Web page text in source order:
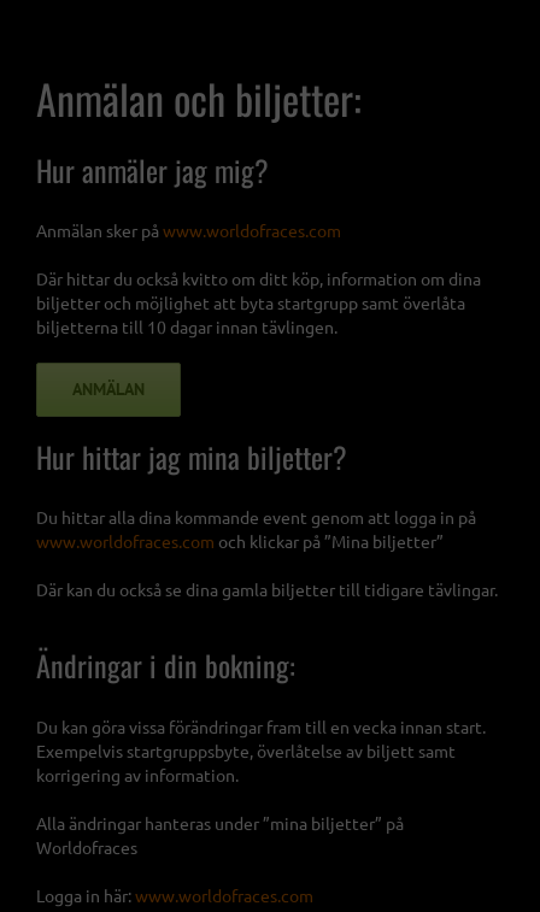
Anmälan och biljetter:
Hur anmäler jag mig?
Anmälan sker på www.worldofraces.com
Där hittar du också kvitto om ditt köp, information om dina
biljetter och möjlighet att byta startgrupp samt överlåta
biljetterna till 10 dagar innan tävlingen.
ANMÄLAN
Hur hittar jag mina biljetter?
Du hittar alla dina kommande event genom att logga in på
www.worldofraces.com och klickar på ”Mina biljetter”
Där kan du också se dina gamla biljetter till tidigare tävlingar.
Ändringar i din bokning:
Du kan göra vissa förändringar fram till en vecka innan start.
Exempelvis startgruppsbyte, överlåtelse av biljett samt
korrigering av information.
Alla ändringar hanteras under ”mina biljetter” på
Worldofraces
Logga in här:www.worldofraces.com